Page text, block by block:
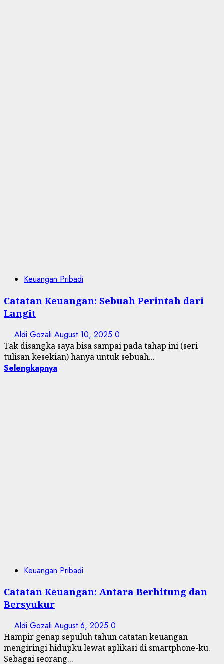
Keuangan Pribadi
Catatan Keuangan: Sebuah Perintah dari
Langit
Aldi Gozali August 10, 2025 0
Tak disangka saya bisa sampai pada tahap ini (seri
tulisan kesekian) hanya untuk sebuah...
Selengkapnya
Keuangan Pribadi
Catatan Keuangan: Antara Berhitung dan
Bersyukur
Aldi Gozali August 6, 2025 0
Hampir genap sepuluh tahun catatan keuangan
mengiringi hidupku lewat aplikasi di smartphone-ku.
Sebagai seorang...